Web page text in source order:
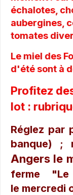
échalotes,
aubergines,
tomates
Le miel des
d'été sont à
Profitez
lot :
Réglez par
banque) ;
Angers le
ferme
le mercredi